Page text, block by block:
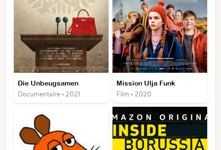
Die Unbeugsamen
Documentaire • 2021
Mission Ulja Funk
Film • 2020